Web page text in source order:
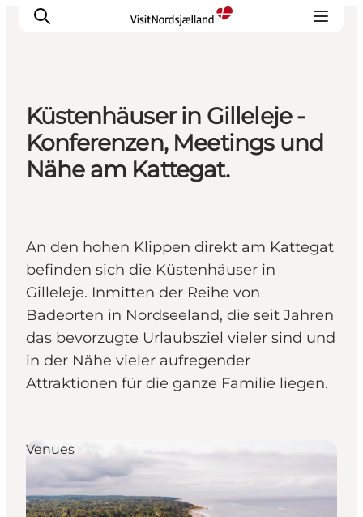
Highlights
Erlebnisse
Geschmack
Reiseplanung
Küstenhäuser in Gilleleje -
Konferenzen, Meetings und
Nähe am Kattegat.
An den hohen Klippen direkt am Kattegat
befinden sich die Küstenhäuser in
Gilleleje. Inmitten der Reihe von
Badeorten in Nordseeland, die seit Jahren
das bevorzugte Urlaubsziel vieler sind und
in der Nähe vieler aufregender
Attraktionen für die ganze Familie liegen.
Venues